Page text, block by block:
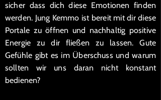
sicher dass dich diese Emotionen finden
werden. Jung Kemmo ist bereit mit dir diese
Portale zu öffnen und nachhaltig positive
Energie zu dir fließen zu lassen. Gute
Gefühle gibt es im Überschuss und warum
sollten wir uns daran nicht konstant
bedienen?